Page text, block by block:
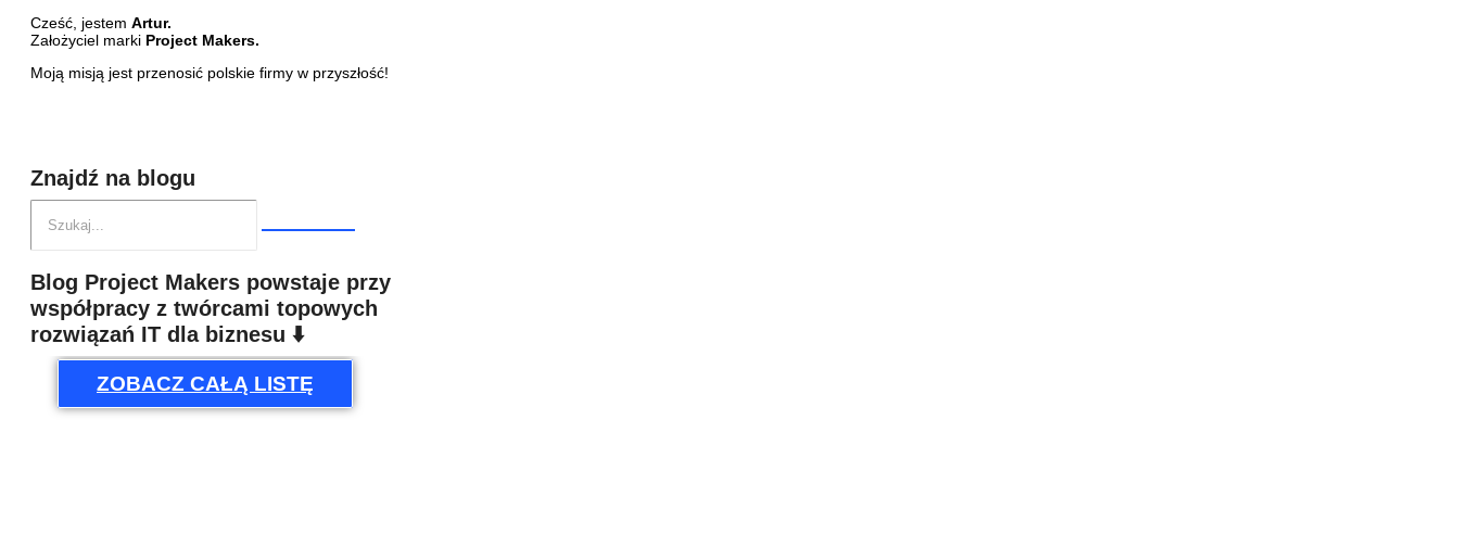
Cześć, jestem Artur.
Założyciel marki Project Makers.
Moją misją jest przenosić polskie firmy w przyszłość!
Znajdź na blogu
Blog Project Makers powstaje przy
współpracy z twórcami topowych
rozwiązań IT dla biznesu ⬇️
ZOBACZ CAŁĄ LISTĘ